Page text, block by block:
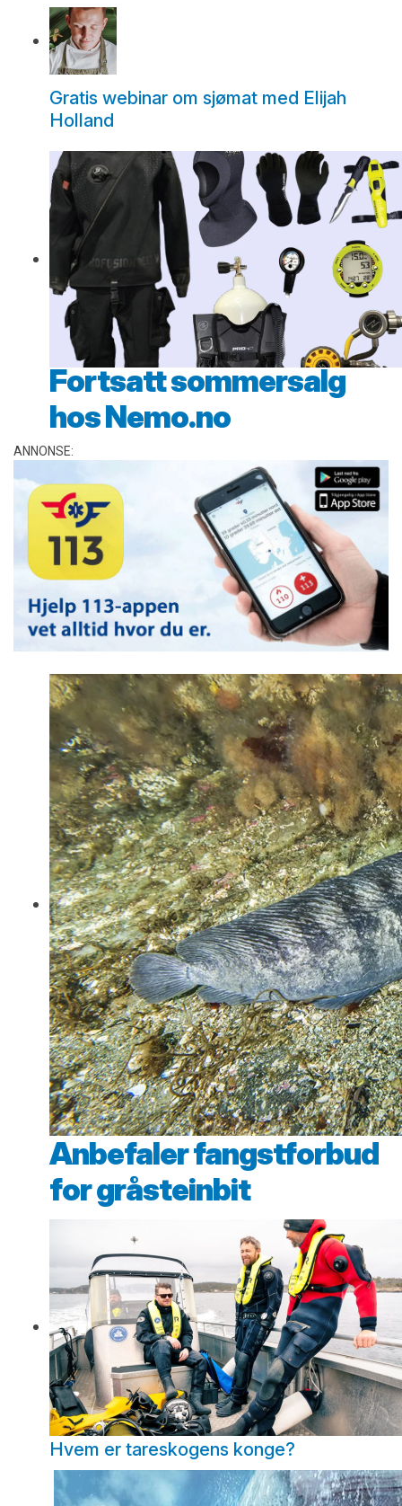
Gratis webinar om sjømat med Elijah
Holland
Fortsatt sommersalg
hos Nemo.no
ANNONSE:
Anbefaler fangstforbud
for gråsteinbit
Hvem er tareskogens konge?